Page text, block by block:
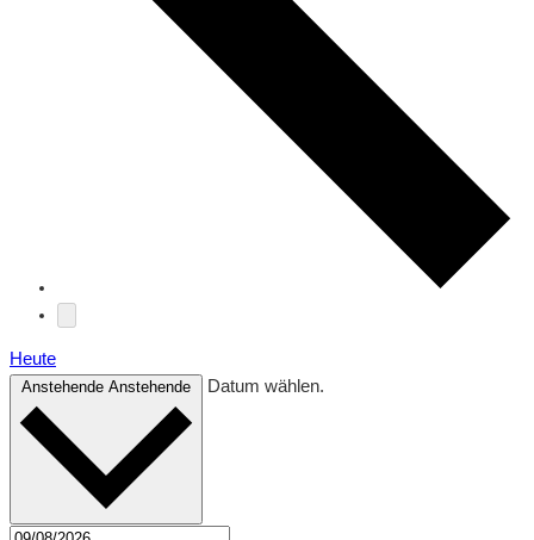
Heute
Anstehende Anstehende Datum wählen.